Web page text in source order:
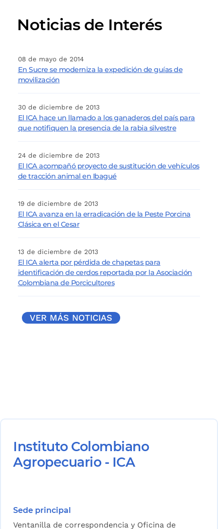
Noticias de Interés
08 de mayo de 2014
En Sucre se moderniza la expedición de guías de
movilización
30 de diciembre de 2013
El ICA hace un llamado a los ganaderos del país para
que notifiquen la presencia de la rabia silvestre
24 de diciembre de 2013
El ICA acompañó proyecto de sustitución de vehículos
de tracción animal en Ibagué
19 de diciembre de 2013
El ICA avanza en la erradicación de la Peste Porcina
Clásica en el Cesar
13 de diciembre de 2013
El ICA alerta por pérdida de chapetas para
identificación de cerdos reportada por la Asociación
Colombiana de Porcicultores
VER MÁS NOTICIAS
Instituto Colombiano
Agropecuario - ICA
Sede principal
Ventanilla de correspondencia y Oficina de